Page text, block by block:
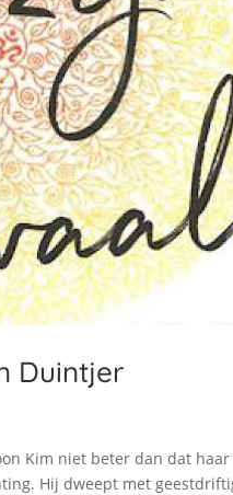
Duintjer
Kim niet beter dan dat
Hij dweept met